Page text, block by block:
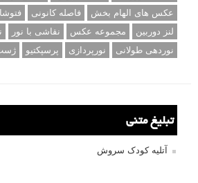
عکس های الهام بخش
فاصله کانونی
لنز دوربین
مجموعه عکس نقاشی با نور
نوردهی طولانی
نورپردازی پرسپکتیو
تبلیغ متنی
آتلیه کودک سروش